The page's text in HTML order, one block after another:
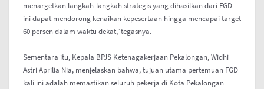
menargetkan langkah-langkah strategis yang dihasilkan dari FGD
ini dapat mendorong kenaikan kepesertaan hingga mencapai target
60 persen dalam waktu dekat,"tegasnya.
Sementara itu, Kepala BPJS Ketenagakerjaan Pekalongan, Widhi
Astri Aprilia Nia, menjelaskan bahwa, tujuan utama pertemuan FGD
kali ini adalah memastikan seluruh pekerja di Kota Pekalongan